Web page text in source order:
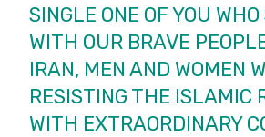
SINGLE ONE OF YOU WHO
WITH OUR BRAVE
IRAN, MEN AND WOMEN
RESISTING THE ISLAMIC
WITH EXTRAORDINARY